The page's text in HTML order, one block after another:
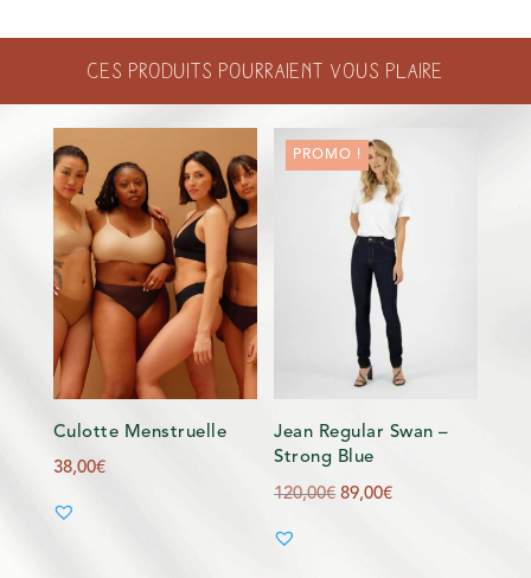
Ces produits pourraient vous plaire
Culotte Menstruelle
38,00€
PROMO !
Jean Regular Swan –
Strong Blue
120,00€ Le
89,00€Le